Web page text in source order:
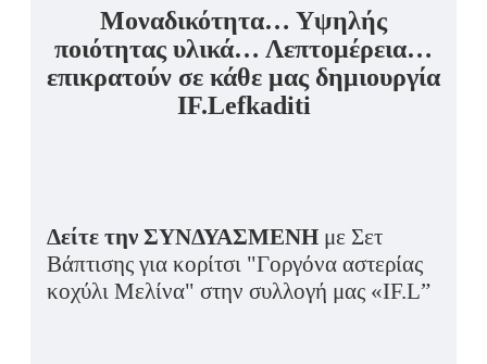
Μοναδικότητα… Υψηλής
ποιότητας υλικά… Λεπτομέρεια…
επικρατούν σε κάθε μας δημιουργία
IF.Lefkaditi
Δείτε την ΣΥΝΔΥΑΣΜΕΝΗ με Σετ
Βάπτισης για κορίτσι "Γοργόνα αστερίας
κοχύλι Μελίνα" στην συλλογή μας «IF.L”